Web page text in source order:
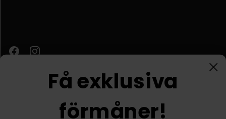
Få exklusiva
förmåner!